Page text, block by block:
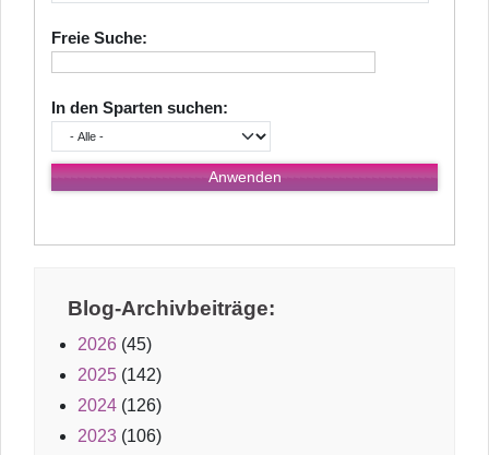
Freie Suche:
In den Sparten suchen:
Blog-Archivbeiträge:
2026 (45)
2025 (142)
2024 (126)
2023 (106)